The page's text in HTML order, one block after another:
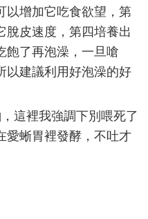
以增加它吃食欲望，第
脫皮速度，第四培養出
飽了再泡澡，一旦嗆
以建議利用好泡澡的好
裡我強調下別喂死了
愛蜥胃裡發酵，不吐才